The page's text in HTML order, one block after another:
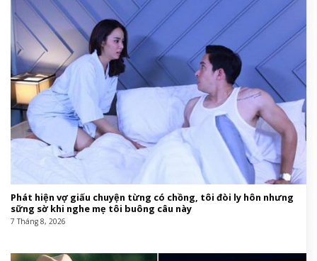
Phát hiện vợ giấu chuyện từng có chồng, tôi đòi ly hôn nhưng
sững sờ khi nghe mẹ tôi buông câu này
7 Tháng 8, 2026